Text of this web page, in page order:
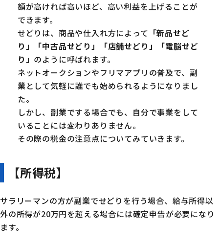
額が高ければ高いほど、高い利益を上げることが
できます。
せどりは、商品や仕入れ方によって 「新品せど
り」「中古品せどり」「店舗せどり」「電脳せど
り」 のように呼ばれます。
ネットオークションやフリマアプリの普及で、副
業として気軽に誰でも始められるようになりまし
た。
しかし、副業でする場合でも、自分で事業をして
いることには変わりありません。
その際の税金の注意点についてみていきます。
【所得税】
サラリーマンの方が副業でせどりを行う場合、給与所得以
外の所得が20万円を超える場合には確定申告が必要になり
ます。